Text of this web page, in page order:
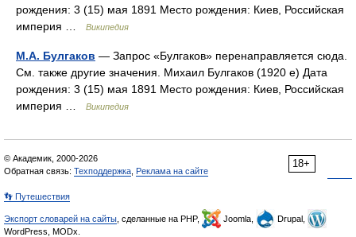
рождения: 3 (15) мая 1891 Место рождения: Киев, Российская
империя …
Википедия
М.А. Булгаков — Запрос «Булгаков» перенаправляется сюда.
Cм. также другие значения. Михаил Булгаков (1920 е) Дата
рождения: 3 (15) мая 1891 Место рождения: Киев, Российская
империя …
Википедия
18+
© Академик, 2000-2026
Обратная связь: Техподдержка Реклама на сайте
👣 Путешествия
Экспорт словарей на сайты , сделанные на PHP, Joomla,
Drupal,
WordPress, MODx.